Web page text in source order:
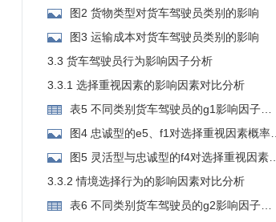
图2 货物类型对货车驾驶员类别的影响
图3 运输成本对货车驾驶员类别的影响
3.3 货车驾驶员行为影响因子分析
3.3.1 选择重视因素的影响因素对比分析
表5 不同类别货车驾驶员的g1影响因子分
图4 忠诚型的e5、f1对选择重视因素概率的
影响
图5 灵活型与忠诚型的f4对选择重视因素概
率的影响
3.3.2 情境选择行为的影响因素对比分析
表6 不同类别货车驾驶员的g2影响因子分